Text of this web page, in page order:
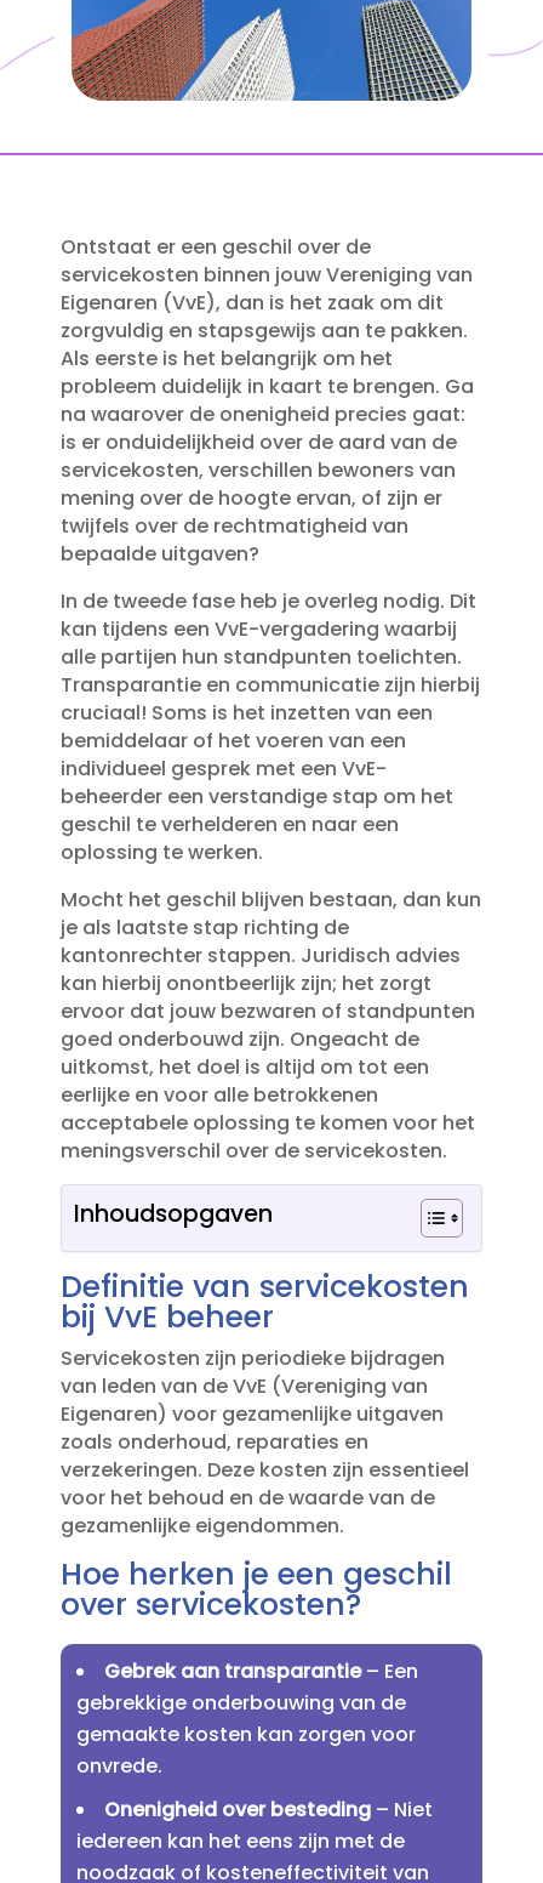
Ontstaat er een geschil over de
servicekosten binnen jouw Vereniging van
Eigenaren (VvE), dan is het zaak om dit
zorgvuldig en stapsgewijs aan te pakken.​
Als eerste is het belangrijk om het
probleem duidelijk in kaart te brengen.​ Ga
na waarover de onenigheid precies gaat:
is er onduidelijkheid over de aard van de
servicekosten, verschillen bewoners van
mening over de hoogte ervan, of zijn er
twijfels over de rechtmatigheid van
bepaalde uitgaven?
In de tweede fase heb je overleg nodig.​ Dit
kan tijdens een VvE-vergadering waarbij
alle partijen hun standpunten toelichten.​
Transparantie en communicatie zijn hierbij
cruciaal! Soms is het inzetten van een
bemiddelaar of het voeren van een
individueel gesprek met een VvE-
beheerder een verstandige stap om het
geschil te verhelderen en naar een
oplossing te werken.​
Mocht het geschil blijven bestaan, dan kun
je als laatste stap richting de
kantonrechter stappen.​ Juridisch advies
kan hierbij onontbeerlijk zijn; het zorgt
ervoor dat jouw bezwaren of standpunten
goed onderbouwd zijn.​ Ongeacht de
uitkomst, het doel is altijd om tot een
eerlijke en voor alle betrokkenen
acceptabele oplossing te komen voor het
meningsverschil over de servicekosten.​
Inhoudsopgaven
Definitie van servicekosten
bij VvE beheer
Servicekosten zijn periodieke bijdragen
van leden van de VvE (Vereniging van
Eigenaren) voor gezamenlijke uitgaven
zoals onderhoud, reparaties en
verzekeringen.​ Deze kosten zijn essentieel
voor het behoud en de waarde van de
gezamenlijke eigendommen.​
Hoe herken je een geschil
over servicekosten?
Gebrek aan transparantie– Een
gebrekkige onderbouwing van de
gemaakte kosten kan zorgen voor
onvrede.​
Onenigheid over besteding– Niet
iedereen kan het eens zijn met de
noodzaak of kosteneffectiviteit van